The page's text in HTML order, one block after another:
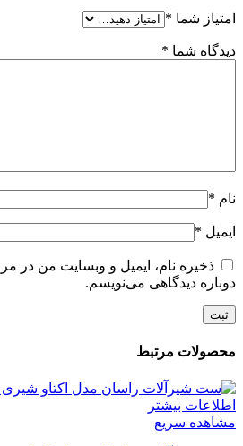
امتیاز شما *
دیدگاه شما *
نام *
ایمیل *
ذخیره نام، ایمیل و وبسایت من در
دوباره دیدگاهی می‌نویسم.
محصولات مرتبط
اطلاعات بیشتر
مشاهده سریع